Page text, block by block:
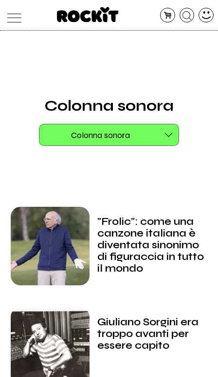
SHOPColonna sonora
Colonna sonora
"Frolic": come una
canzone italiana è
diventata sinonimo
di figuraccia in tutto
il mondo
Giuliano Sorgini era
troppo avanti per
essere capito